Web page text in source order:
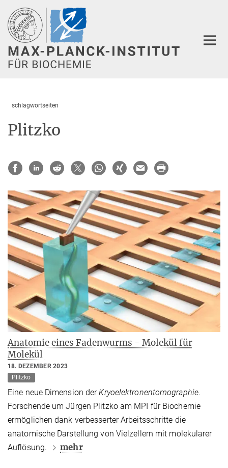
Hauptinhalt
schlagwortseiten
Plitzko
Anatomie eines Fadenwurms - Molekül für
Molekül
18. DEZEMBER 2023
Plitzko
Eine neue Dimension derKryoelektronentomographie.
Forschende um Jürgen Plitzko am MPI für Biochemie
ermöglichen dank verbesserter Arbeitsschritte die
anatomische Darstellung von Vielzellern mit molekularer
Auflösung.
mehr